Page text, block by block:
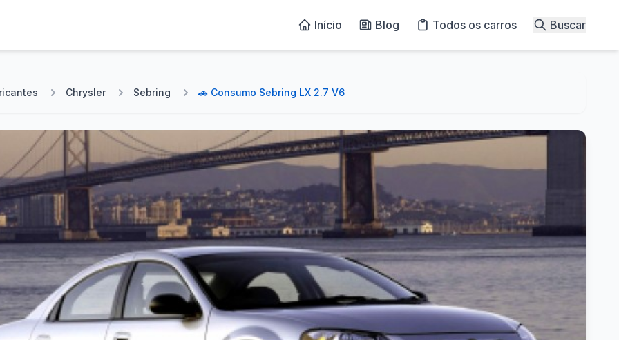
Início Blog Todos os carros Buscar
Chrysler Sebring 🚗 Consumo Sebring LX 2.7 V6